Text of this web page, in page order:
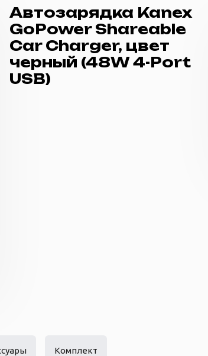
Автозарядка Kanex
GoPower Shareable
Car Charger, цвет
черный (48W 4-Port
USB)
Комплект